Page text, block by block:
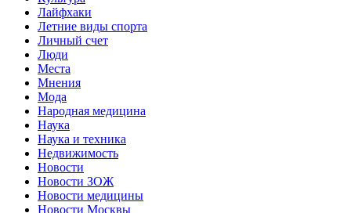
Лайфхаки
Летние виды спорта
Личный счет
Люди
Места
Мнения
Мода
Народная медицина
Наука
Наука и техника
Недвижимость
Новости
Новости ЗОЖ
Новости медицины
Новости Москвы